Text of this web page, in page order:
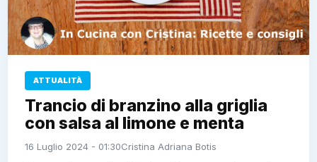
ATTUALITÀ
Trancio di branzino alla griglia
con salsa al limone e menta
16 Luglio 2024 - 01:30Cristina Adriana Botis